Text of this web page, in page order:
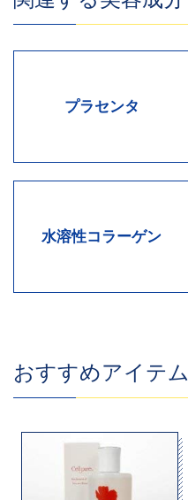
プラセンタ
水溶性コラーゲン
おすすめアイテム